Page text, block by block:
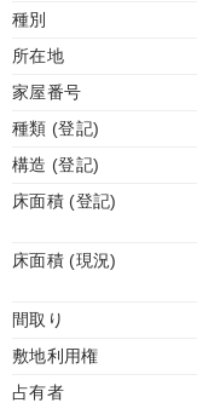
種別
所在地
家屋番号
種類 (登記)
構造 (登記)
床面積 (登記)
床面積 (現況)
間取り
敷地利用権
占有者